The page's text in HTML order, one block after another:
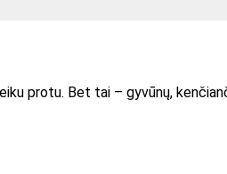
protu. Bet tai – gyvūnų,